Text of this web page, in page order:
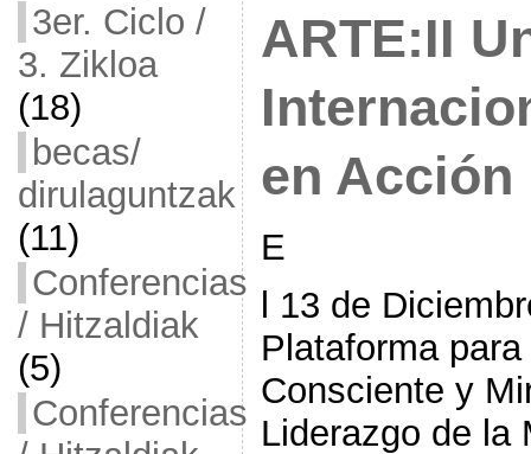
3er. Ciclo /
3. Zikloa
(18)
becas/
dirulaguntzak
(11)
Conferencias
/ Hitzaldiak
(5)
Conferencias
ARTE:II
en Acción
E
l 13 de
Plataforma
Consciente y
Liderazgo de la